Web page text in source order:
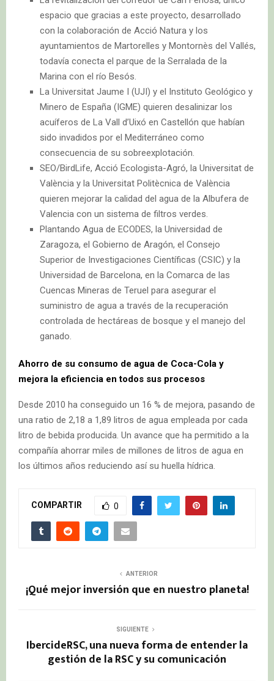
espacio que gracias a este proyecto, desarrollado
con la colaboración de Acció Natura y los
ayuntamientos de Martorelles y Montornès del Vallés,
todavía conecta el parque de la Serralada de la
Marina con el río Besós.
La Universitat Jaume I (UJI) y el Instituto Geológico y
Minero de España (IGME) quieren desalinizar los
acuíferos de La Vall d’Uixó en Castellón que habían
sido invadidos por el Mediterráneo como
consecuencia de su sobreexplotación.
SEO/BirdLife, Acció Ecologista-Agró, la Universitat de
València y la Universitat Politècnica de València
quieren mejorar la calidad del agua de la Albufera de
Valencia con un sistema de filtros verdes.
Plantando Agua de ECODES, la Universidad de
Zaragoza, el Gobierno de Aragón, el Consejo
Superior de Investigaciones Científicas (CSIC) y la
Universidad de Barcelona, en la Comarca de las
Cuencas Mineras de Teruel para asegurar el
suministro de agua a través de la recuperación
controlada de hectáreas de bosque y el manejo del
ganado.
Ahorro de su consumo de agua de Coca-Cola y
mejora la eficiencia en todos sus procesos
Desde 2010 ha conseguido un 16 % de mejora, pasando de
una ratio de 2,18 a 1,89 litros de agua empleada por cada
litro de bebida producida. Un avance que ha permitido a la
compañía ahorrar miles de millones de litros de agua en
los últimos años reduciendo así su huella hídrica.
COMPARTIR 0
ANTERIOR
¡Qué mejor inversión que en nuestro planeta!
SIGUIENTE
IbercideRSC, una nueva forma de entender la
gestión de la RSC y su comunicación